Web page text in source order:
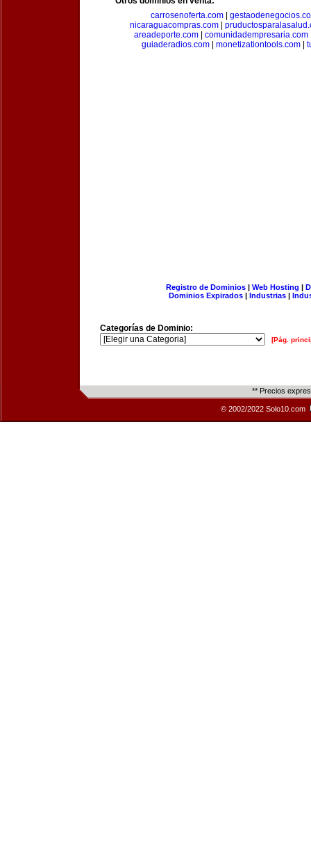
carrosenoferta.com
nicaraguacompras.com
areadeporte.com| comunidadempresaria.com
guiaderadios.com| monetizationtools.com|
Registro de Dominios| Web Hosting |
Dominios Expirados | Industrias |
Categorías de Dominio:
[Pág.
** Precios
© 2002/2022 Solo10.com